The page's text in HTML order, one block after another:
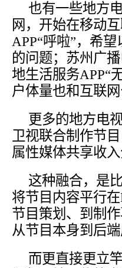
也有一些地方
网，开始在移动
APP“呼啦”，希
的问题；苏州广
地生活服务APP“
户体量也和互联
更多的地方电
卫视联合制作节
属性媒体共享收入
这种融合，是
将节目内容平行
节目策划、到制
从节目本身到后
而更直接更立